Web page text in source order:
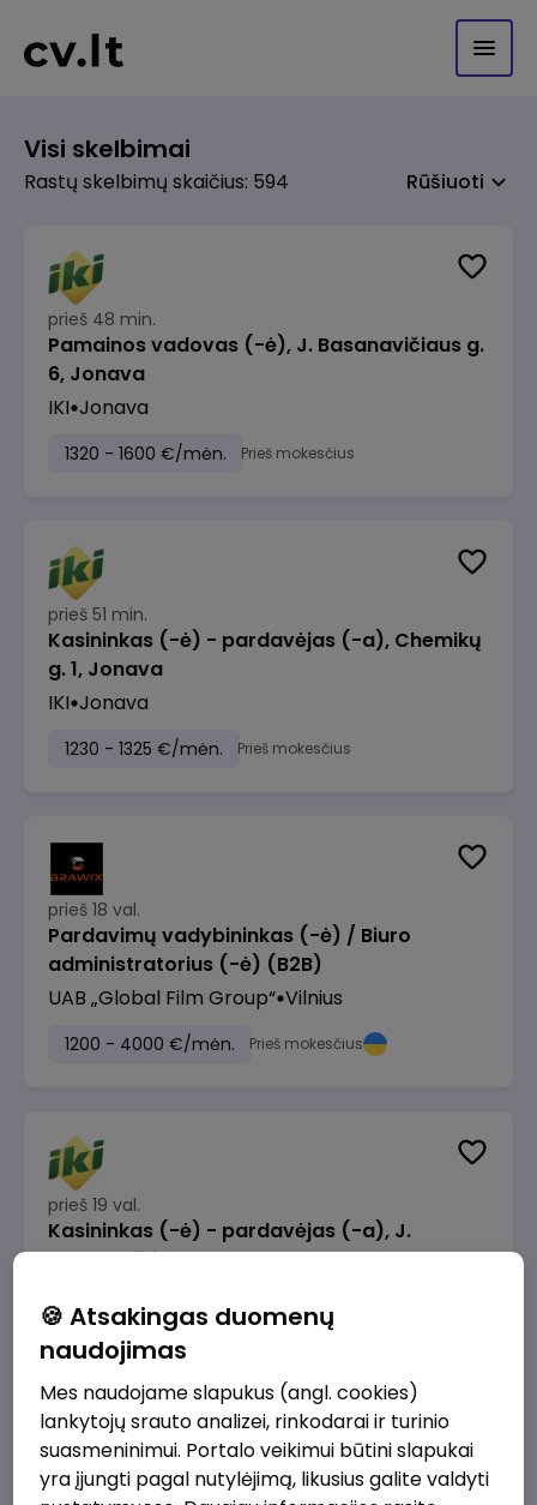
Visi skelbimai
Rastų skelbimų skaičius: 594 Rūšiuoti
prieš 48 min.
Pamainos vadovas (-ė), J. Basanavičiaus g.
6, Jonava
IKI Jonava
1320 - 1600 €/mėn. Prieš mokesčius
prieš 51 min.
Kasininkas (-ė) - pardavėjas (-a), Chemikų
g. 1, Jonava
IKI Jonava
1230 - 1325 €/mėn. Prieš mokesčius
prieš 18 val.
Pardavimų vadybininkas (-ė) / Biuro
administratorius (-ė) (B2B)
UAB „Global Film Group“ Vilnius
1200 - 4000 €/mėn. Prieš mokesčius
prieš 19 val.
Kasininkas (-ė) - pardavėjas (-a), J.
Basanavičiaus g. 6, Jonava
1230 - 1325 €/mėn.
prieš 22 val.
🍪 Atsakingas duomenų
naudojimas
Mes naudojame slapukus (angl. cookies)
lankytojų srauto analizei, rinkodarai ir turinio
suasmeninimui. Portalo veikimui būtini slapukai
yra įjungti pagal nutylėjimą, likusius galite valdyti